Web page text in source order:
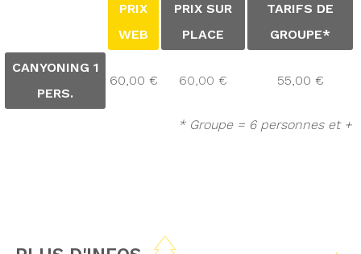
PRIX
WEB
PRIX SUR
PLACE
TARIFS DE
GROUPE*
CANYONING 1
PERS.
60,00 € 60,00 € 55,00 €
* Groupe = 6 personnes et +